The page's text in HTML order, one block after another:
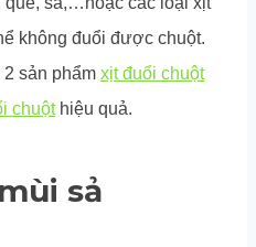
không đuổi được chuột.
sản phẩm xịt đuổi chuột
chuộthiệu quả.
sả